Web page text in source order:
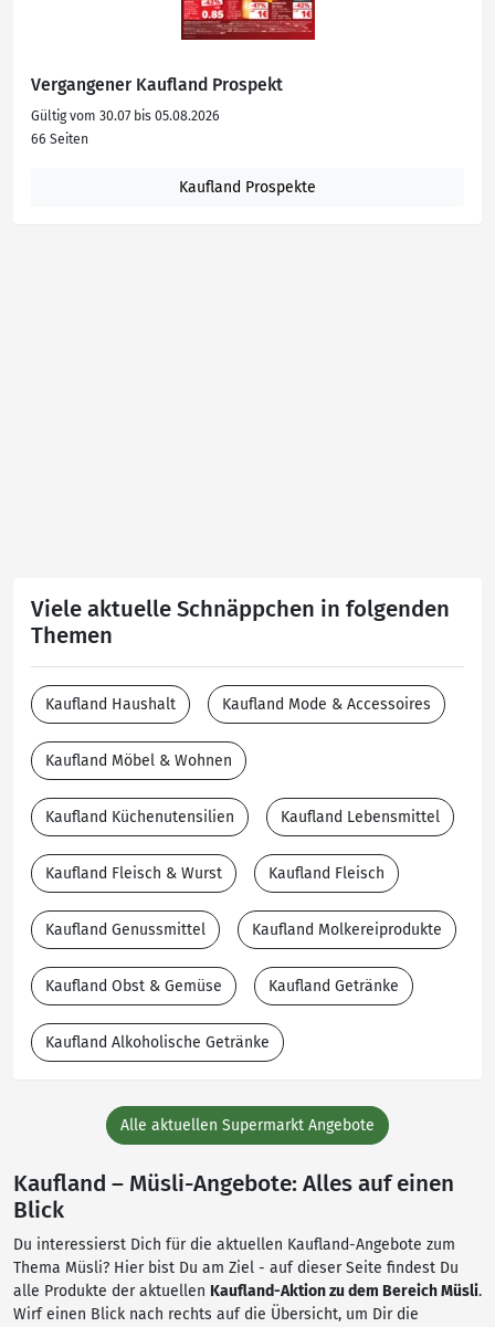
Vergangener Kaufland Prospekt
Gültig vom 30.07 bis 05.08.2026
66 Seiten
Kaufland Prospekte
Viele aktuelle Schnäppchen in folgenden
Themen
Kaufland Haushalt Kaufland Mode & Accessoires
Kaufland Möbel & Wohnen
Kaufland Küchenutensilien Kaufland Lebensmittel
Kaufland Fleisch & Wurst Kaufland Fleisch
Kaufland Genussmittel Kaufland Molkereiprodukte
Kaufland Obst & Gemüse Kaufland Getränke
Kaufland Alkoholische Getränke
Alle aktuellen Supermarkt Angebote
Kaufland – Müsli-Angebote: Alles auf einen
Blick
Du interessierst Dich für die aktuellen Kaufland-Angebote zum
Thema Müsli? Hier bist Du am Ziel - auf dieser Seite findest Du
alle Produkte der aktuellen Kaufland-Aktion zu dem Bereich Müsli.
Wirf einen Blick nach rechts auf die Übersicht, um Dir die